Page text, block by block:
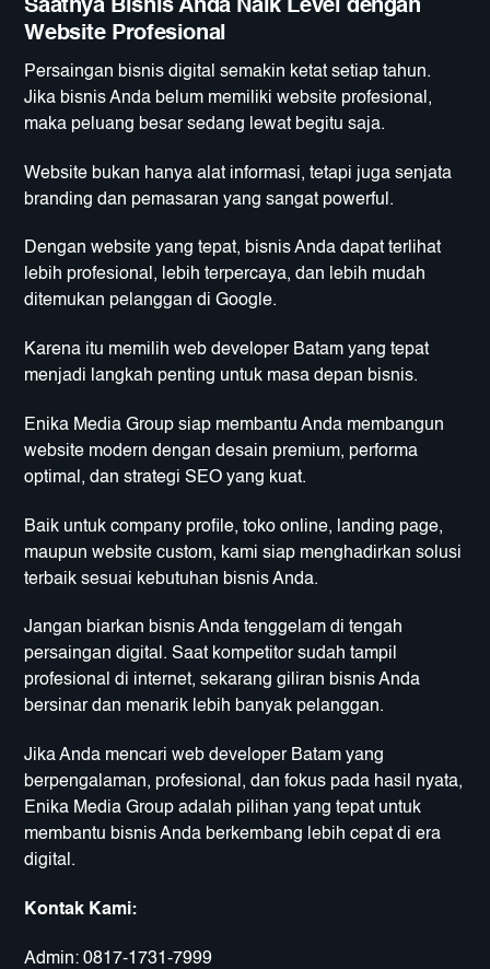
Saatnya Bisnis Anda Naik Level dengan
Website Profesional
Persaingan bisnis digital semakin ketat setiap tahun.
Jika bisnis Anda belum memiliki website profesional,
maka peluang besar sedang lewat begitu saja.
Website bukan hanya alat informasi, tetapi juga senjata
branding dan pemasaran yang sangat powerful.
Dengan website yang tepat, bisnis Anda dapat terlihat
lebih profesional, lebih terpercaya, dan lebih mudah
ditemukan pelanggan di Google.
Karena itu memilih web developer Batam yang tepat
menjadi langkah penting untuk masa depan bisnis.
Enika Media Group siap membantu Anda membangun
website modern dengan desain premium, performa
optimal, dan strategi SEO yang kuat.
Baik untuk company profile, toko online, landing page,
maupun website custom, kami siap menghadirkan solusi
terbaik sesuai kebutuhan bisnis Anda.
Jangan biarkan bisnis Anda tenggelam di tengah
persaingan digital. Saat kompetitor sudah tampil
profesional di internet, sekarang giliran bisnis Anda
bersinar dan menarik lebih banyak pelanggan.
Jika Anda mencari web developer Batam yang
berpengalaman, profesional, dan fokus pada hasil nyata,
Enika Media Group adalah pilihan yang tepat untuk
membantu bisnis Anda berkembang lebih cepat di era
digital.
Kontak Kami:
Admin:0817-1731-7999